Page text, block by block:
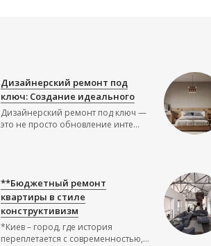
Дизайнерский ремонт под
ключ: Создание идеального
Дизайнерский ремонт под ключ —
это не просто обновление инте...
**Бюджетный ремонт
квартиры в стиле
конструктивизм
*Киев – город, где история
переплетается с современностью,...